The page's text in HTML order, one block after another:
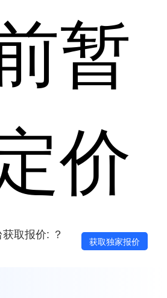
暂
价
取报价: ？
获取独家报价